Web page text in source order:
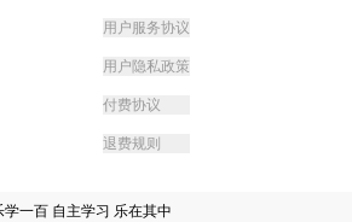
用户服务协议
用户隐私政策
付费协议
退费规则
学一百 自主学习 乐在其中